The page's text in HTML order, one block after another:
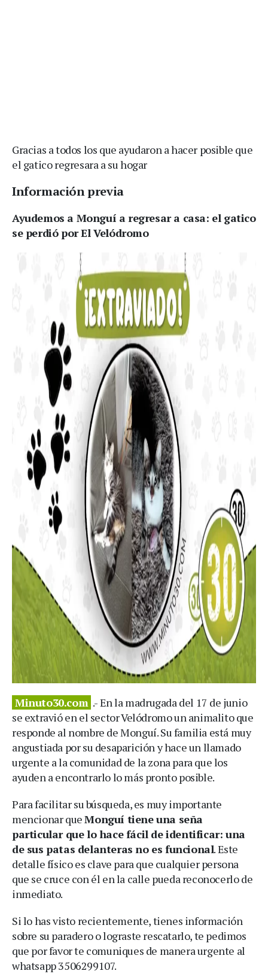
Gracias a todos los que ayudaron a hacer posible que
el gatico regresara a su hogar
Información previa
Ayudemos a Monguí a regresar a casa: el gatico
se perdió por El Velódromo
Minuto30.com .- En la madrugada del 17 de junio
se extravió en el sector Velódromo un animalito que
responde al nombre de Monguí. Su familia está muy
angustiada por su desaparición y hace un llamado
urgente a la comunidad de la zona para que los
ayuden a encontrarlo lo más pronto posible.
Para facilitar su búsqueda, es muy importante
mencionar queMonguí tiene una seña
particular que lo hace fácil de identificar: una
de sus patas delanteras no es funcional. Este
detalle físico es clave para que cualquier persona
que se cruce con él en la calle pueda reconocerlo de
inmediato.
Si lo has visto recientemente, tienes información
sobre su paradero o lograste rescatarlo, te pedimos
que por favor te comuniques de manera urgente al
whatsapp 3506299107.